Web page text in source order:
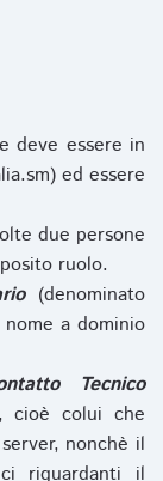
deve essere in
ed essere
due persone
ruolo.
(denominato
a dominio
Tecnico
cioè colui che
nonchè il
riguardanti il